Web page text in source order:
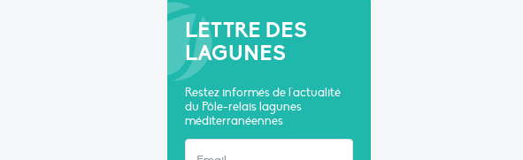
LETTRE DES
LAGUNES
Restez informés de l'actualité
du Pôle-relais lagunes
méditerranéennes